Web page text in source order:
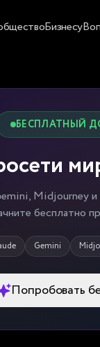
Бизнесу
БЕСПЛАТНЫЙ
Midjourney
бесплатно
Gemini
Попробовать